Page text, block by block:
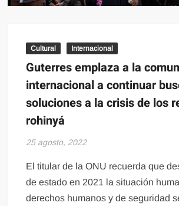
Cultural Internacional
Guterres emplaza a la
internacional a continuar
soluciones a la crisis de los
rohinyá
25 agosto, 2022
El titular de la ONU recuerda que
de estado en 2021 la situación
derechos humanos y de seguridad